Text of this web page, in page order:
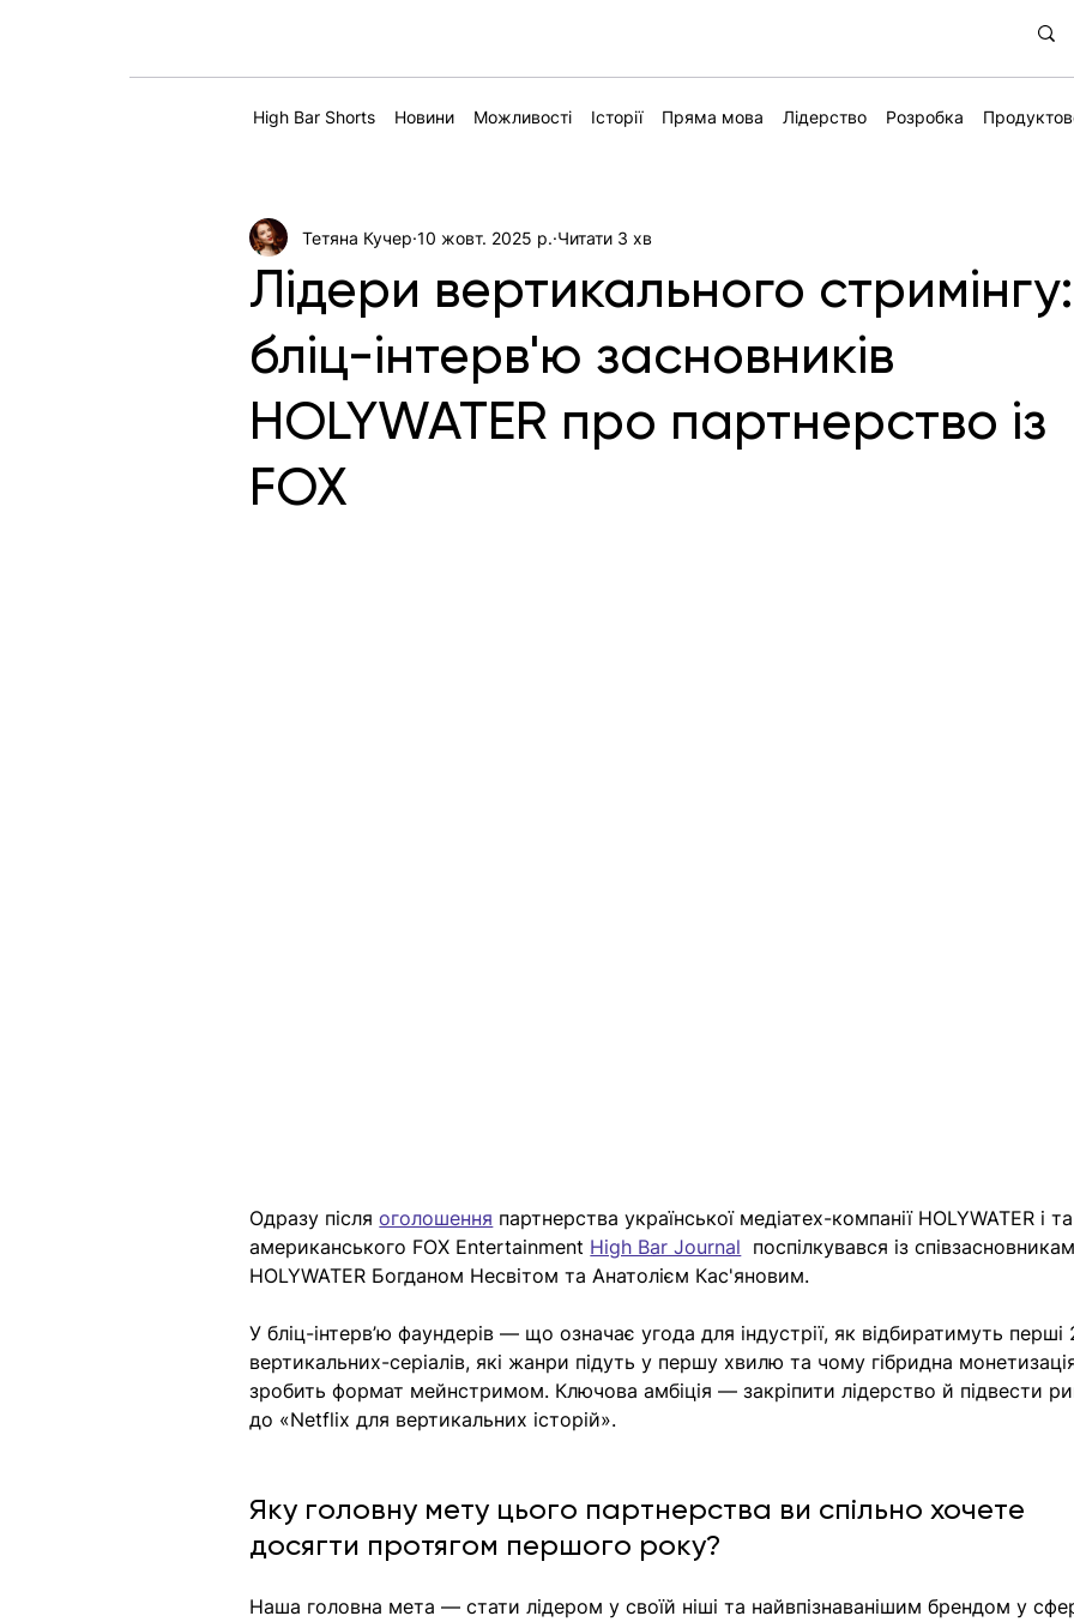
High Bar Shorts Новини Можливості Історії Пряма мова Лідерство Розробка
Лідери вертикального стримінгу:
бліц-інтерв'ю засновників
HOLYWATER про партнерство із
FOX
Тетяна Кучер 10 жовт. 2025 р. Читати 3 хв
Одразу після оголошення партнерства української медіатех-компанії HOLYWATER і та
американського FOX Entertainment High Bar Journal
поспілкувався із
HOLYWATER Богданом Несвітом та Анатолієм Кас'яновим.
У бліц-інтерв’ю фаундерів — що означає угода для індустрії, як відбиратимуть перші
вертикальних-серіалів, які жанри підуть у першу хвилю та чому гібридна
зробить формат мейнстримом. Ключова амбіція — закріпити лідерство й підвести
до «Netflix для вертикальних історій».
Яку головну мету цього партнерства ви спільно хочете
досягти протягом першого року?
Наша головна мета — стати лідером у своїй ніші та найвпізнаванішим брендом у